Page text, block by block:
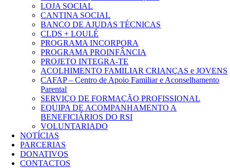
LOJA SOCIAL
CANTINA SOCIAL
BANCO DE AJUDAS TÉCNICAS
CLDS + LOULÉ
PROGRAMA INCORPORA
PROGRAMA PROINFÂNCIA
PROJETO INTEGRA-TE
ACOLHIMENTO FAMILIAR CRIANÇAS e JOVENS
CAFAP – Centro de Apoio Familiar e Aconselhamento
Parental
SERVIÇO DE FORMAÇÃO PROFISSIONAL
EQUIPA DE ACOMPANHAMENTO A
BENEFICIÁRIOS DO RSI
VOLUNTARIADO
NOTÍCIAS
PARCERIAS
DONATIVOS
CONTACTOS